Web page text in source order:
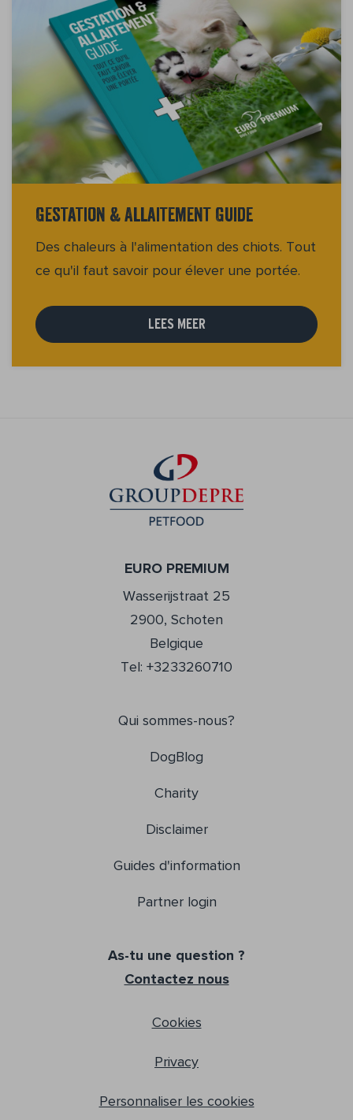
Gestation & Allaitement Guide
Des chaleurs à l'alimentation des chiots. Tout
ce qu'il faut savoir pour élever une portée.
LEES MEER
EURO PREMIUM
Wasserijstraat 25
2900, Schoten
Belgique
Tel: +3233260710
Qui sommes-nous?
DogBlog
Charity
Disclaimer
Guides d'information
Partner login
As-tu une question ?
Contactez nous
Cookies
Privacy
Personnaliser les cookies